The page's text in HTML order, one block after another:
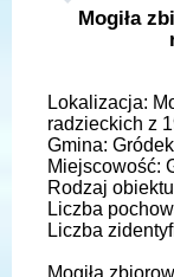
Mogiła
Lokalizacja:
radzieckich z
Gmina: Gródek
Miejscowość:
Rodzaj
Liczba
Liczba
Mogiła